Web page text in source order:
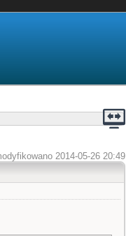
2014-05-26 20:49